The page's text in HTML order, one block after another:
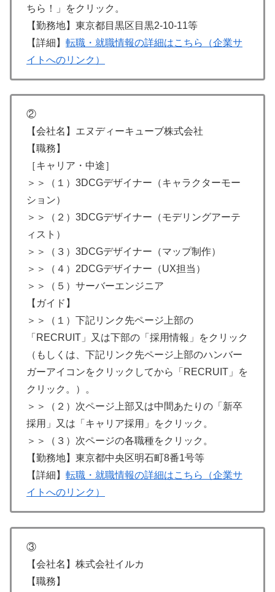
ちら！」をクリック。
【勤務地】東京都目黒区目黒2-10-11等
【詳細】 転職・就職情報の詳細はこちら（企業サ
イトへのリンク）
②
【会社名】エヌディーキューブ株式会社
【職務】
［キャリア・中途］
＞＞（１）3DCGデザイナー（キャラクターモー
ション）
＞＞（２）3DCGデザイナー（モデリングアーテ
ィスト）
＞＞（３）3DCGデザイナー（マップ制作）
＞＞（４）2DCGデザイナー（UX担当）
＞＞（５）サーバーエンジニア
【ガイド】
＞＞（１）下記リンク先ページ上部の
「RECRUIT」又は下部の「採用情報」をクリック
（もしくは、下記リンク先ページ上部のハンバー
ガーアイコンをクリックしてから「RECRUIT」を
クリック。）。
＞＞（２）次ページ上部又は中間あたりの「新卒
採用」又は「キャリア採用」をクリック。
＞＞（３）次ページの各職種をクリック。
【勤務地】東京都中央区明石町8番1号等
【詳細】 転職・就職情報の詳細はこちら（企業サ
イトへのリンク）
③
【会社名】株式会社イルカ
【職務】